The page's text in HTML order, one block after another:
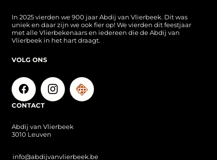
In 2025 vierden we 900 jaar Abdij van Vlierbeek. Dit was
uniek en daar zijn we ook fier op! We vierden dit feestjaar
met alle Vlierbekenaars en iedereen die de Abdij van
Vlierbeek in het hart draagt.
VOLG ONS
CONTACT
Abdij van Vlierbeek
3010 Leuven
info@abdijvanvlierbeek.be